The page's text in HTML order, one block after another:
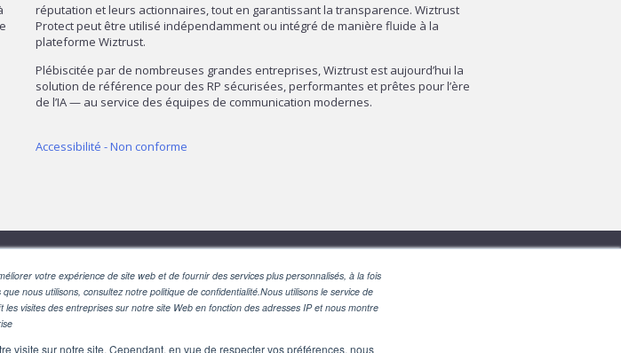
votre expérience de site web et de fournir des services plus personnalisés, à la fois
nous utilisons, consultez notre politique de confidentialité.Nous utilisons le service de
visites des entreprises sur notre site Web en fonction des adresses IP et nous montre
visite sur notre site. Cependant, en vue de respecter vos préférences, nous
réputation et leurs actionnaires, tout en garantissant la transparence. Wiztrust
Protect peut être utilisé indépendamment ou intégré de manière fluide à la
plateforme Wiztrust.
Plébiscitée par de nombreuses grandes entreprises, Wiztrust est aujourd’hui la
solution de référence pour des RP sécurisées, performantes et prêtes pour l’ère
de l’IA — au service des équipes de communication modernes.
Accessibilité - Non conforme
NOUS